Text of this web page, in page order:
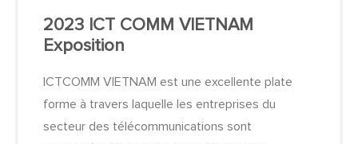
2023 ICT COMM VIETNAM
Exposition
ICTCOMM VIETNAM est une excellente plate
forme à travers laquelle les entreprises du
secteur des télécommunications sont